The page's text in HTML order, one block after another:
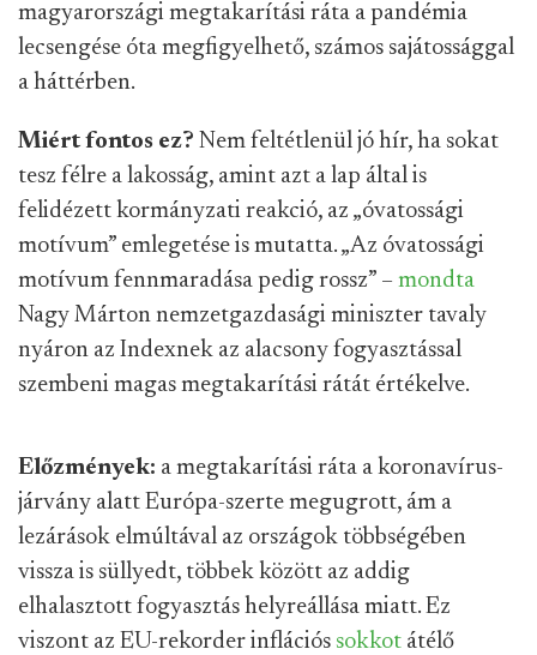
magyarországi megtakarítási ráta a pandémia
lecsengése óta megfigyelhető, számos sajátossággal
a háttérben.
Miért fontos ez? Nem feltétlenül jó hír, ha sokat
tesz félre a lakosság, amint azt a lap által is
felidézett kormányzati reakció, az „óvatossági
motívum” emlegetése is mutatta. „Az óvatossági
motívum fennmaradása pedig rossz” – mondta
Nagy Márton nemzetgazdasági miniszter tavaly
nyáron az Indexnek az alacsony fogyasztással
szembeni magas megtakarítási rátát értékelve.
Előzmények: a megtakarítási ráta a koronavírus-
járvány alatt Európa-szerte megugrott, ám a
lezárások elmúltával az országok többségében
vissza is süllyedt, többek között az addig
elhalasztott fogyasztás helyreállása miatt. Ez
viszont az EU-rekorder inflációs sokkot átélő